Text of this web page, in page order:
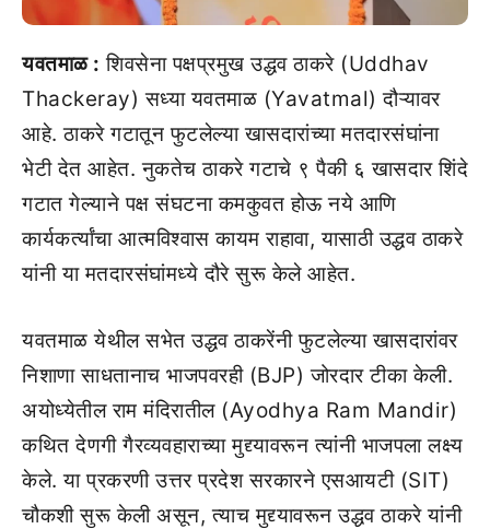
यवतमाळ : शिवसेना पक्षप्रमुख उद्धव ठाकरे (Uddhav
Thackeray) सध्या यवतमाळ (Yavatmal) दौऱ्यावर
आहे. ठाकरे गटातून फुटलेल्या खासदारांच्या मतदारसंघांना
भेटी देत आहेत. नुकतेच ठाकरे गटाचे ९ पैकी ६ खासदार शिंदे
गटात गेल्याने पक्ष संघटना कमकुवत होऊ नये आणि
कार्यकर्त्यांचा आत्मविश्वास कायम राहावा, यासाठी उद्धव ठाकरे
यांनी या मतदारसंघांमध्ये दौरे सुरू केले आहेत.
यवतमाळ येथील सभेत उद्धव ठाकरेंनी फुटलेल्या खासदारांवर
निशाणा साधतानाच भाजपवरही (BJP) जोरदार टीका केली.
अयोध्येतील राम मंदिरातील (Ayodhya Ram Mandir)
कथित देणगी गैरव्यवहाराच्या मुद्द्यावरून त्यांनी भाजपला लक्ष्य
केले. या प्रकरणी उत्तर प्रदेश सरकारने एसआयटी (SIT)
चौकशी सुरू केली असून, त्याच मुद्द्यावरून उद्धव ठाकरे यांनी